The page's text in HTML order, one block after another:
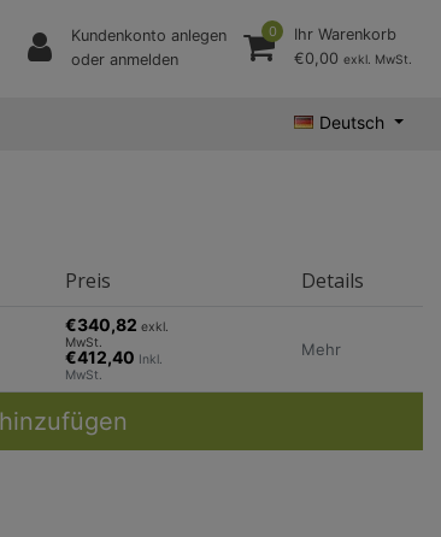
Kundenkonto anlegen
oder anmelden
0
Ihr Warenkorb
€0,00 exkl. MwSt.
Deutsch
Preis Details
€340,82exkl.
MwSt.
€412,40 Inkl.
MwSt.
Mehr